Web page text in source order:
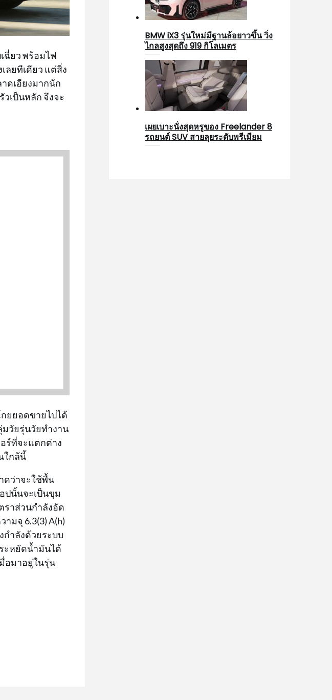
ฉี่ยว พร้อมไฟ
ลยทีเดียว แต่สิ่ง
ดเอียงมากนัก
เป็นหลัก จึงจะ
กยยอดขายไปได้
มวัยรุ่นวัยทำงาน
ร์ที่จะแตกต่าง
ใกล้นี้
ดว่าจะใช้พื้น
ปนั้นจะเป็นขุม
ราส่วนกำลังอัด
มจุ 6.3(3) A(h)
กำลังด้วยระบบ
ระหยัดน้ำมันได้
อมาอยู่ในรุ่น
BMW iX3 รุ่นใหม่มีฐานล้อยาวขึ้น วิ่ง
ไกลสูงสุดถึง 919 กิโลเมตร
เผยเบาะนั่งสุดหรูของ Freelander 8
รถยนต์ SUV สายลุยระดับพรีเมียม